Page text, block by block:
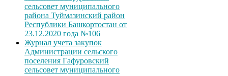
сельсовет муниципального
района Туймазинский район
Республики Башкортостан от
23.12.2020 года №106
Журнал учета закупок
Администрации сельского
поселения Гафуровский
сельсовет муниципального